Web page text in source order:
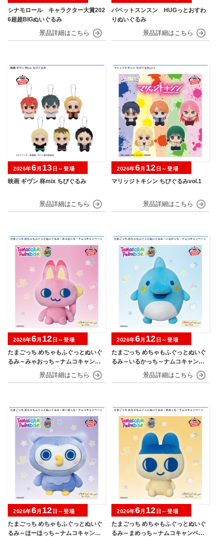
シナモロール キャラクター大賞202
6超超BIGぬいぐるみ
パペットスンスン HUGっとおすわ
りぬいぐるみ
映画 ギヴン 柊mix ちびぐるみ
2026年6月 13 日～登場
マリッジトキシン ちびぐるみvol.1
2026年6月 12 日～登場
たまごっち めちゃもふぐっとぬいぐ
るみ～みゃおっち～ナムコキャンペ
2026年6月 12 日～登場
たまごっち めちゃもふぐっとぬいぐ
るみ～いるかっち～ナムコキャンペ
2026年6月 12 日～登場
たまごっち めちゃもふぐっとぬいぐ
るみ～ほーほっち～ナムコキャンペ
2026年6月 12 日～登場
たまごっち めちゃもふぐっとぬいぐ
るみ～まめっち～ナムコキャンペー
2026年6月 12 日～登場